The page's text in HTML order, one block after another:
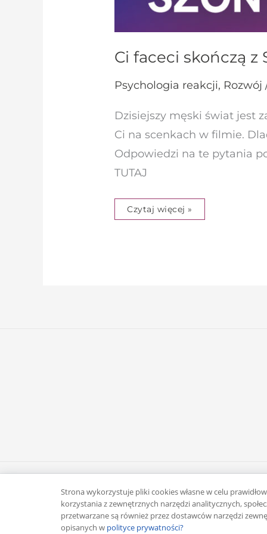
Ci faceci skończą z
Psychologia reakcji, Rozwój
Dzisiejszy męski świat jest
Ci na scenkach w filmie.
Odpowiedzi na te pytania
TUTAJ
Czytaj więcej »
Copyright © 2026 Rafał Żuber
Strona wykorzystuje pliki cookies własne w celu
korzystania z zewnętrznych narzędzi analitycznych,
przetwarzane są również przez dostawców narzędzi
opisanych w polityce prywatności?